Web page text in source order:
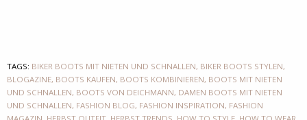
TAGS: BIKER BOOTS MIT NIETEN UND SCHNALLEN, BIKER BOOTS STYLEN,
BLOGAZINE, BOOTS KAUFEN, BOOTS KOMBINIEREN, BOOTS MIT NIETEN
UND SCHNALLEN, BOOTS VON DEICHMANN, DAMEN BOOTS MIT NIETEN
UND SCHNALLEN, FASHION BLOG, FASHION INSPIRATION, FASHION